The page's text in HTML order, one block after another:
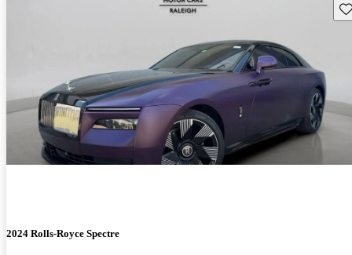
2024 Rolls-Royce Spectre